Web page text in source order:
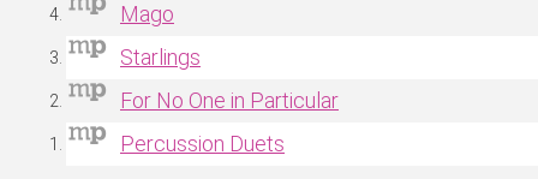
Mago
Starlings
For No One in Particular
Percussion Duets